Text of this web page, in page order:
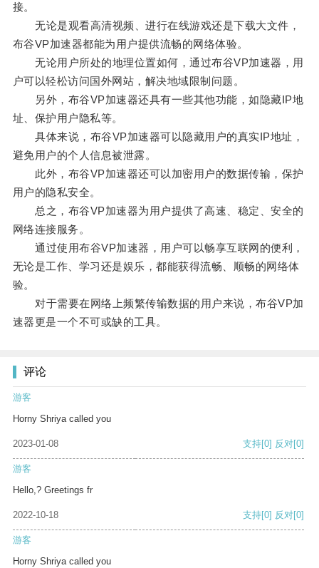
接。
无论是观看高清视频、进行在线游戏还是下载大文件，
布谷VP加速器都能为用户提供流畅的网络体验。
无论用户所处的地理位置如何，通过布谷VP加速器，用
户可以轻松访问国外网站，解决地域限制问题。
另外，布谷VP加速器还具有一些其他功能，如隐藏IP地
址、保护用户隐私等。
具体来说，布谷VP加速器可以隐藏用户的真实IP地址，
避免用户的个人信息被泄露。
此外，布谷VP加速器还可以加密用户的数据传输，保护
用户的隐私安全。
总之，布谷VP加速器为用户提供了高速、稳定、安全的
网络连接服务。
通过使用布谷VP加速器，用户可以畅享互联网的便利，
无论是工作、学习还是娱乐，都能获得流畅、顺畅的网络体
验。
对于需要在网络上频繁传输数据的用户来说，布谷VP加
速器更是一个不可或缺的工具。
评论
游客
Horny Shriya called you
2023-01-08 支持[0] 反对[0]
游客
Hello,? Greetings fr
2022-10-18 支持[0] 反对[0]
游客
Horny Shriya called you